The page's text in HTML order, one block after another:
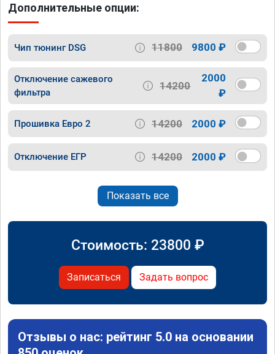
Дополнительные опции:
Чип тюнинг DSG 11800 9800 ₽
Отключение сажевого
фильтра
14200
2000
₽
Прошивка Евро 2 14200 2000 ₽
Отключение ЕГР 14200 2000 ₽
Показать все
Стоимость: 23800 ₽
Записаться Задать вопрос
Отзывы о нас: рейтинг 5.0 на основании